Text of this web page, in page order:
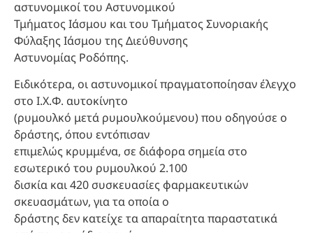
αστυνομικοί του Αστυνομικού
Τμήματος Ιάσμου και του Τμήματος Συνοριακής
Φύλαξης Ιάσμου της Διεύθυνσης
Αστυνομίας Ροδόπης.
Ειδικότερα, οι αστυνομικοί πραγματοποίησαν έλεγχο
στο Ι.Χ.Φ. αυτοκίνητο
(ρυμουλκό μετά ρυμουλκούμενου) που οδηγούσε ο
δράστης, όπου εντόπισαν
επιμελώς κρυμμένα, σε διάφορα σημεία στο
εσωτερικό του ρυμουλκού 2.100
δισκία και 420 συσκευασίες φαρμακευτικών
σκευασμάτων, για τα οποία ο
δράστης δεν κατείχε τα απαραίτητα παραστατικά